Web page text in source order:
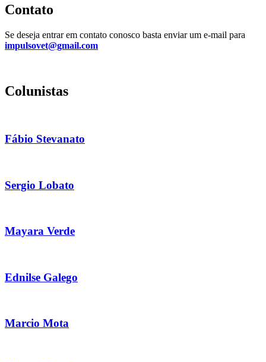
Contato
Se deseja entrar em contato conosco basta enviar um e-mail para
impulsovet@gmail.com
Colunistas
Fábio Stevanato
Sergio Lobato
Mayara Verde
Ednilse Galego
Marcio Mota